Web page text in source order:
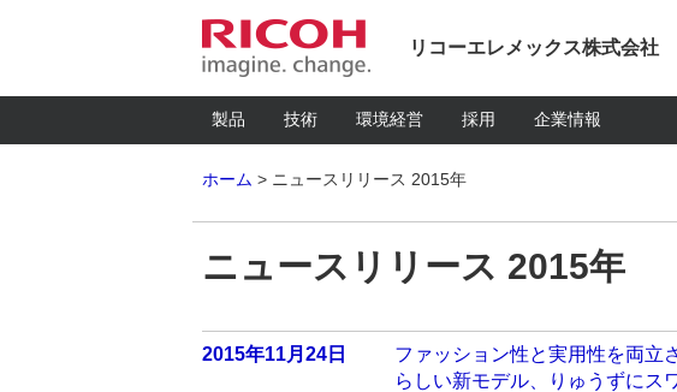
リコーエレメックス株式会社
製品 技術 環境経営 採用 企業情報
ホーム ニュースリリース 2015年
ニュースリリース 2015年
2015年11月24日
ファッション性と実用性を両立
らしい新モデル、りゅうずにス